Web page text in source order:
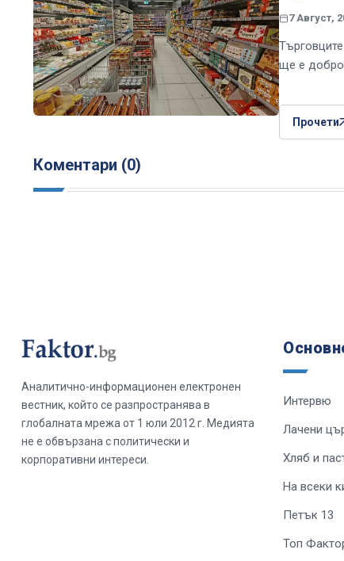
7 Август,
ще е
Прочети
Коментари (0)
Аналитично-информационен електронен
вестник, който се разпространява в
глобалната мрежа от 1 юли 2012 г. Медията
не е обвързана с политически и
корпоративни интереси.
Интервю
Лачени
Хляб и
На всеки
Петък 13
Топ